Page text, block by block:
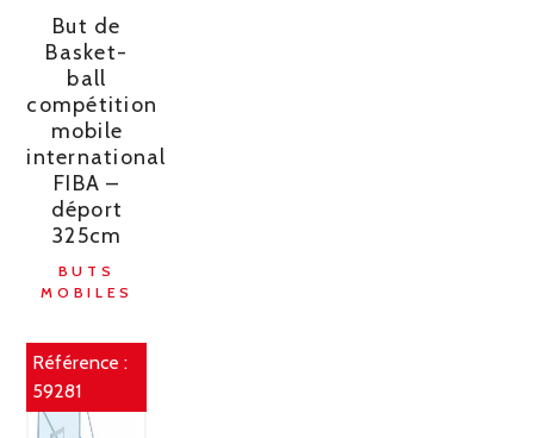
But de
Basket-
ball
compétition
mobile
international
FIBA –
déport
325cm
BUTS
MOBILES
Référence :
59281